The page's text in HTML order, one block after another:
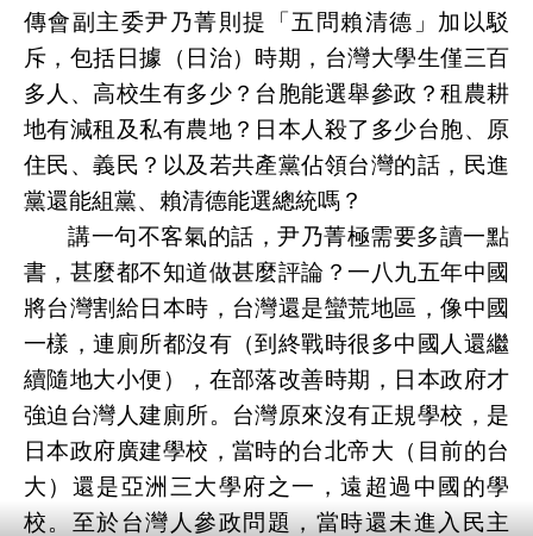
傳會副主委尹乃菁則提「五問賴清德」加以駁
斥，包括日據（日治）時期，台灣大學生僅三百
多人、高校生有多少？台胞能選舉參政？租農耕
地有減租及私有農地？日本人殺了多少台胞、原
住民、義民？以及若共產黨佔領台灣的話，民進
黨還能組黨、賴清德能選總統嗎？
講一句不客氣的話，尹乃菁極需要多讀一點
書，甚麼都不知道做甚麼評論？一八九五年中國
將台灣割給日本時，台灣還是蠻荒地區，像中國
一樣，連廁所都沒有（到終戰時很多中國人還繼
續隨地大小便），在部落改善時期，日本政府才
強迫台灣人建廁所。台灣原來沒有正規學校，是
日本政府廣建學校，當時的台北帝大（目前的台
大）還是亞洲三大學府之一，遠超過中國的學
校。至於台灣人參政問題，當時還未進入民主